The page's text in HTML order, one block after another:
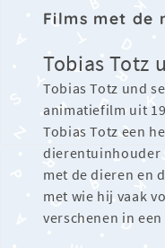
Films met de
Tobias Totz
Tobias Totz und
animatiefilm uit
Tobias Totz een
dierentuinhouder
met de dieren en
met wie hij vaak
verschenen in